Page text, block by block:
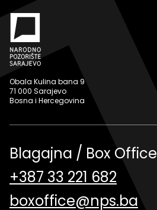
Obala Kulina bana 9
71 000 Sarajevo
Bosna i Hercegovina
Blagajna / Box Office
+387 33 221 682
boxoffice@nps.ba